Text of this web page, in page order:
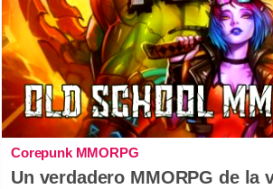
Corepunk MMORPG
Un verdadero MMORPG de la